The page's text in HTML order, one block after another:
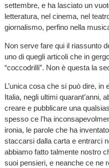
settembre, e ha lasciato un
letteratura, nel cinema, nel
giornalismo, perfino nella
Non serve fare qui il riassunto
uno di quegli articoli che in
“coccodrilli”. Non è questa la
L’unica cosa che si può dire,
Italia, negli ultimi quarant’anni,
creare e pubblicare una
spesso ce l’ha
ironia, le parole che ha
staccarsi dalla carta e entrarci
abbiamo fatto talmente nostro
suoi pensieri, e neanche ce ne